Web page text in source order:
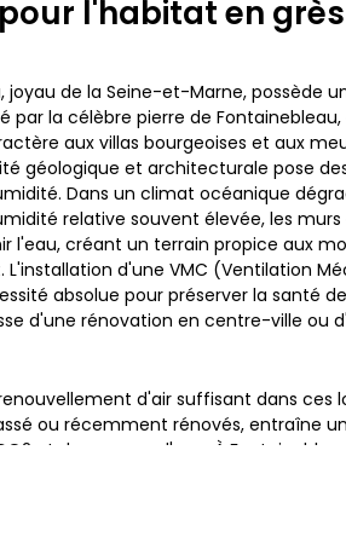
l'habitat en grès
joyau de la Seine-et-Marne, possède
par la célèbre pierre de
aux villas bourgeoises et aux
géologique et architecturale pose
Dans un climat océanique
relative souvent élevée, les
l'eau, créant un terrain propice aux
d'une VMC (Ventilation
absolue pour préserver la santé
d'une rénovation en centre-ville ou
d'air suffisant dans ces
ou récemment rénovés, entraîne
et de vapeurs d'eau. À